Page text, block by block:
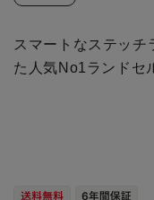
スマートなステッチ
た人気No1ランドセ